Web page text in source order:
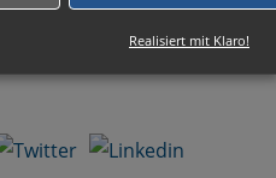
Realisiert mit Klaro!